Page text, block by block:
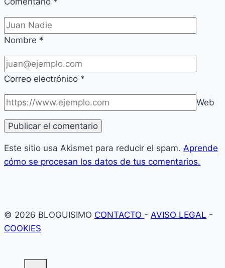
Nombre *
Correo electrónico *
Web
Este sitio usa Akismet para reducir el spam. Aprende
cómo se procesan los datos de tus comentarios.
© 2026 BLOGUISIMO CONTACTO - AVISO LEGAL -
COOKIES